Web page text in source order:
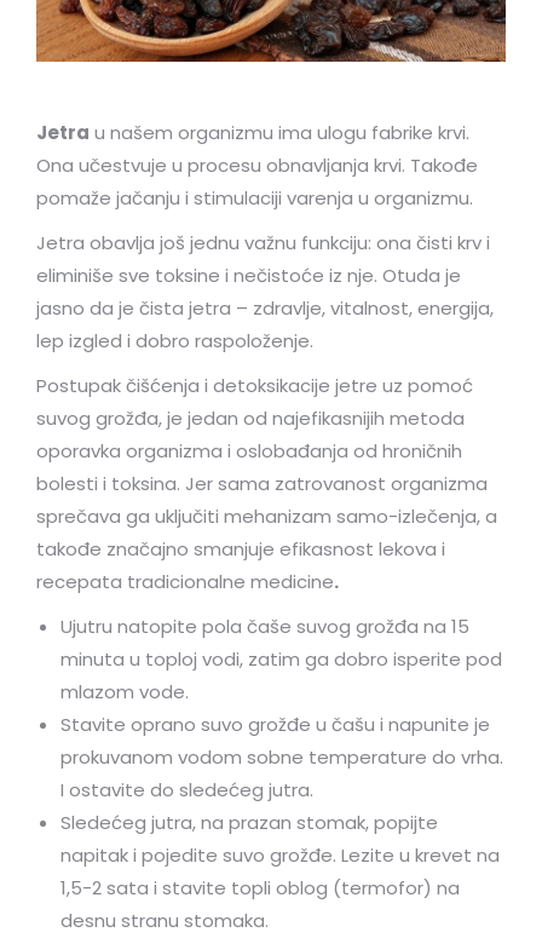
Jetra u našem organizmu ima ulogu fabrike krvi.
Ona učestvuje u procesu obnavljanja krvi. Takođe
pomaže jačanju i stimulaciji varenja u organizmu.
Jetra obavlja još jednu važnu funkciju: ona čisti krv i
eliminiše sve toksine i nečistoće iz nje. Otuda je
jasno da je čista jetra – zdravlje, vitalnost, energija,
lep izgled i dobro raspoloženje.
Postupak čišćenja i detoksikacije jetre uz pomoć
suvog grožđa, je jedan od najefikasnijih metoda
oporavka organizma i oslobađanja od hroničnih
bolesti i toksina. Jer sama zatrovanost organizma
sprečava ga uključiti mehanizam samo-izlečenja, a
takođe značajno smanjuje efikasnost lekova i
recepata tradicionalne medicine.
Ujutru natopite pola čaše suvog grožđa na 15
minuta u toploj vodi, zatim ga dobro isperite pod
mlazom vode.
Stavite oprano suvo grožđe u čašu i napunite je
prokuvanom vodom sobne temperature do vrha.
I ostavite do sledećeg jutra.
Sledećeg jutra, na prazan stomak, popijte
napitak i pojedite suvo grožđe. Lezite u krevet na
1,5-2 sata i stavite topli oblog (termofor) na
desnu stranu stomaka.